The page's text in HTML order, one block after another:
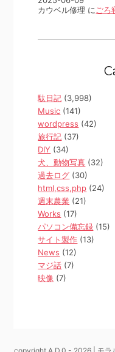
カウベル修理 に ごろ
駄日記 (3,998)
Music (141)
wordpress (42)
旅行記 (37)
DIY (34)
犬、動物写真 (32)
過去ログ (30)
html,css,php (24)
週末農業 (21)
Works (17)
パソコン備忘録 (15)
サイト製作 (13)
News (12)
マジ話 (7)
映像 (7)